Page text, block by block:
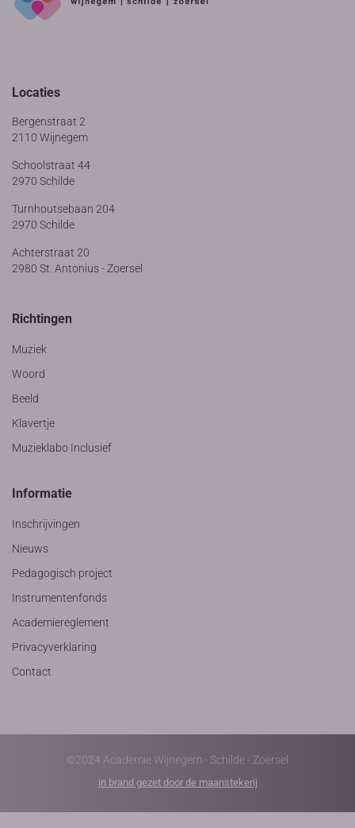
Locaties
Bergenstraat 2
2110 Wijnegem
Schoolstraat 44
2970 Schilde
Turnhoutsebaan 204
2970 Schilde
Achterstraat 20
2980 St. Antonius - Zoersel
Richtingen
Muziek
Woord
Beeld
Klavertje
Muzieklabo Inclusief
Informatie
Inschrijvingen
Nieuws
Pedagogisch project
Instrumentenfonds
Academiereglement
Privacyverklaring
Contact
©2024 Academie Wijnegem - Schilde - Zoersel
in brand gezet door de maanstekerij